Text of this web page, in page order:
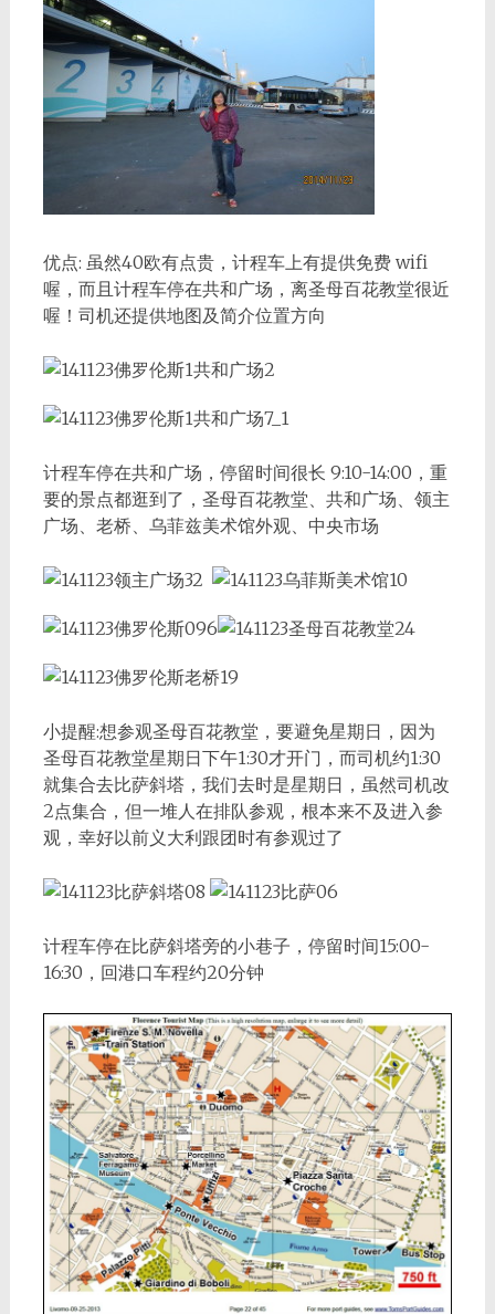
优点: 虽然40欧有点贵，计程车上有提供免费 wifi
喔，而且计程车停在共和广场，离圣母百花教堂很近
喔！司机还提供地图及简介位置方向
计程车停在共和广场，停留时间很长 9:10-14:00，重
要的景点都逛到了，圣母百花教堂、共和广场、领主
广场、老桥、乌菲兹美术馆外观、中央市场
小提醒:想参观圣母百花教堂，要避免星期日，因为
圣母百花教堂星期日下午1:30才开门，而司机约1:30
就集合去比萨斜塔，我们去时是星期日，虽然司机改
2点集合，但一堆人在排队参观，根本来不及进入参
观，幸好以前义大利跟团时有参观过了
计程车停在比萨斜塔旁的小巷子，停留时间15:00-
16:30，回港口车程约20分钟